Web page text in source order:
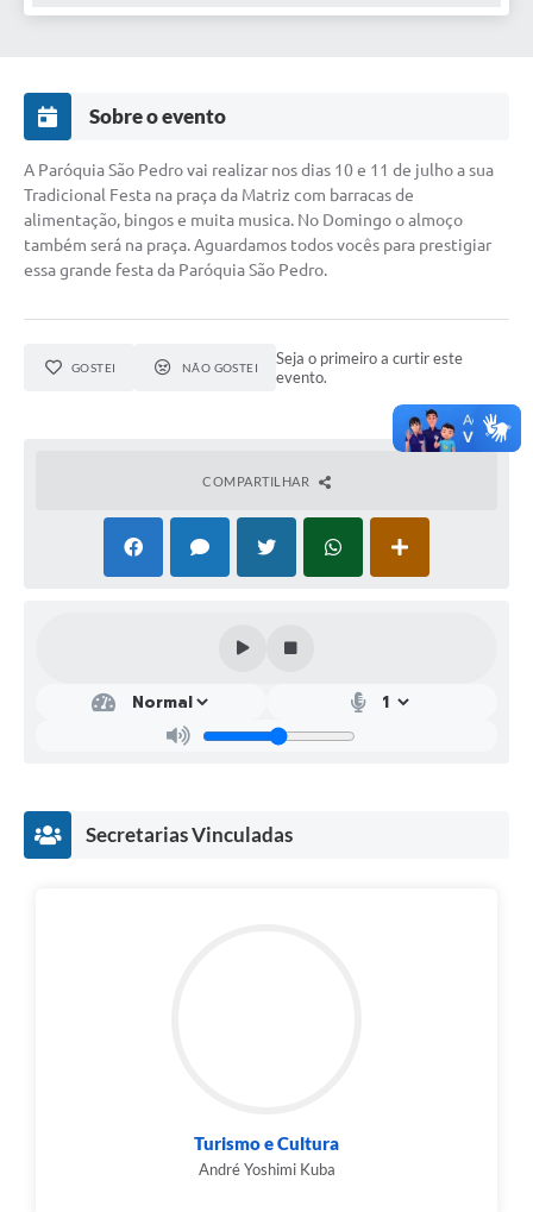
Sobre o evento
A Paróquia São Pedro vai realizar nos dias 10 e 11 de julho a sua
Tradicional Festa na praça da Matriz com barracas de
alimentação, bingos e muita musica. No Domingo o almoço
também será na praça. Aguardamos todos vocês para prestigiar
essa grande festa da Paróquia São Pedro.
GOSTEI NÃO GOSTEI
Seja o primeiro a curtir este
evento.
COMPARTILHAR
Secretarias Vinculadas
Turismo e Cultura
André Yoshimi Kuba